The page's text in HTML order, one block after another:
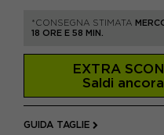
*CONSEGNA STIMATA
18 ORE E 58 MIN.
EXTRA
Saldi
GUIDA TAGLIE